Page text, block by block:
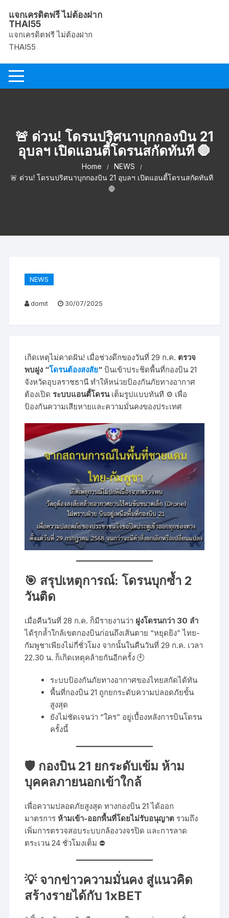
content
แจกเครดิตฟรี ไม่ต้องฝาก
THAI55
แจกเครดิตฟรี ไม่ต้องฝาก
THAI55
🚨 ด่วน! โดรนปริศนาบุกกองบิน 21
อุบลฯ เปิดแอนตี้โดรนสกัดทันที 🛑
Home
NEWS
🚨 ด่วน! โดรนปริศนาบุกกองบิน 21 อุบลฯ เปิดแอนตี้โดรนสกัดทันที
🛑
NEWS
domit 30/07/2025
เกิดเหตุไม่คาดฝัน! เมื่อช่วงดึกของวันที่ 29 ก.ค. ตรวจ
พบฝูง “โดรนต้องสงสัย“ บินเข้าประชิดพื้นที่กองบิน 21
จังหวัดอุบลราชธานี ทำให้หน่วยป้องกันภัยทางอากาศ
ต้องเปิดระบบแอนตี้โดรนเต็มรูปแบบทันที ⚙️ เพื่อ
ป้องกันความเสียหายและความมั่นคงของประเทศ
🎯 สรุปเหตุการณ์: โดรนบุกซ้ำ 2
วันติด
เมื่อคืนวันที่ 28 ก.ค. ก็มีรายงานว่า ฝูงโดรนกว่า 30 ลำ
ได้รุกล้ำใกล้เขตกองบินก่อนถึงเส้นตาย “หยุดยิง” ไทย-
กัมพูชาเพียงไม่กี่ชั่วโมง จากนั้นในคืนวันที่ 29 ก.ค. เวลา
22.30 น. ก็เกิดเหตุคล้ายกันอีกครั้ง 🕙
ระบบป้องกันภัยทางอากาศของไทยสกัดได้ทัน
พื้นที่กองบิน 21 ถูกยกระดับความปลอดภัยขั้น
สูงสุด
ยังไม่ชัดเจนว่า “ใคร” อยู่เบื้องหลังการบินโดรน
ครั้งนี้
🛡️ กองบิน 21 ยกระดับเข้ม ห้าม
บุคคลภายนอกเข้าใกล้
เพื่อความปลอดภัยสูงสุด ทางกองบิน 21 ได้ออก
มาตรการห้ามเข้า-ออกพื้นที่โดยไม่รับอนุญาต รวมถึง
เพิ่มการตรวจสอบระบบกล้องวงจรปิด และการลาด
ตระเวน 24 ชั่วโมงเต็ม ⛔
💡 จากข่าวความมั่นคง สู่แนวคิด
สร้างรายได้กับ 1xBET